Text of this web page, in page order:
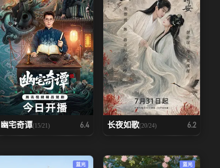
幽宅奇谭(15/21) 6.4 长夜如歌(20/24) 6.2
蓝光 蓝光